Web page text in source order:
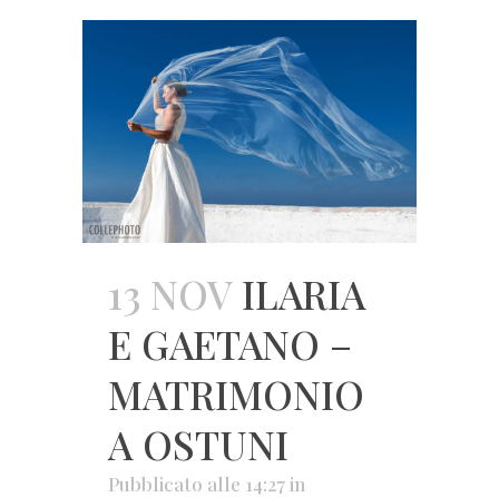
13 NOV ILARIA
E GAETANO –
MATRIMONIO
A OSTUNI
Pubblicato alle 14:27in